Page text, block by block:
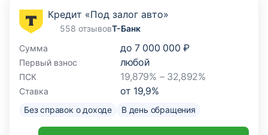
Кредит «Под залог авто»
558 отзывовТ-Банк
Сумма
до 7 000 000 ₽
Первый взнос любой
ПСК 19,879% – 32,892%
Ставка от 19,9%
Без справок о доходе В день обращения